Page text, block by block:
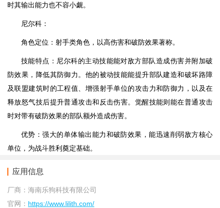
时其输出能力也不容小觑。
尼尔科：
角色定位：射手类角色，以高伤害和破防效果著称。
技能特点：尼尔科的主动技能能对敌方部队造成伤害并附加破
防效果，降低其防御力。他的被动技能能提升部队建造和破坏路障
及联盟建筑时的工程值、增强射手单位的攻击力和防御力，以及在
释放怒气技后提升普通攻击和反击伤害。觉醒技能则能在普通攻击
时对带有破防效果的部队额外造成伤害。
优势：强大的单体输出能力和破防效果，能迅速削弱敌方核心
单位，为战斗胜利奠定基础。
应用信息
厂商： 海南乐狗科技有限公司
官网： https://www.lilith.com/